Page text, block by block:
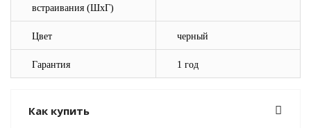
встраивания (ШхГ)
Цвет черный
Гарантия 1 год
Как купить